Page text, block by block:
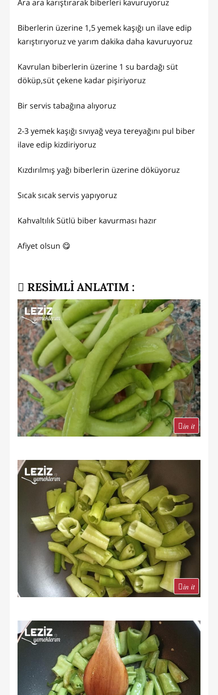
Ara ara karıştırarak biberleri kavuruyoruz
Biberlerin üzerine 1,5 yemek kaşığı un ilave edip
karıştırıyoruz ve yarım dakika daha kavuruyoruz
Kavrulan biberlerin üzerine 1 su bardağı süt
döküp,süt çekene kadar pişiriyoruz
Bir servis tabağına alıyoruz
2-3 yemek kaşığı sıvıyağ veya tereyağını pul biber
ilave edip kizdiriyoruz
Kızdırılmış yağı biberlerin üzerine döküyoruz
Sıcak sıcak servis yapıyoruz
Kahvaltılık Sütlü biber kavurması hazır
Afiyet olsun 😋
RESİMLİ ANLATIM :
in it
in it